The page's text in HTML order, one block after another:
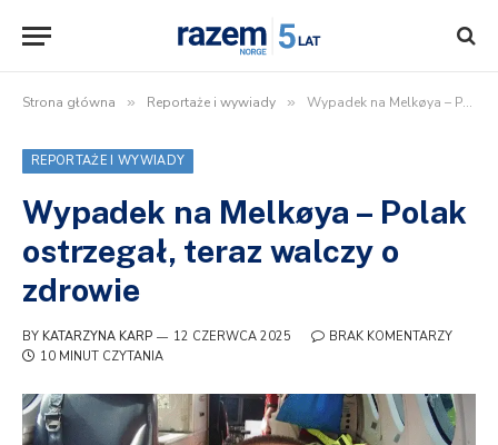
Strona główna » Reportaże i wywiady » Wypadek na Melkøya – Polak ostrzegał, teraz walczy o zdrowie
REPORTAŻE I WYWIADY
Wypadek na Melkøya – Polak
ostrzegał, teraz walczy o
zdrowie
BY KATARZYNA KARP 12 CZERWCA 2025
BRAK KOMENTARZY
10 MINUT CZYTANIA